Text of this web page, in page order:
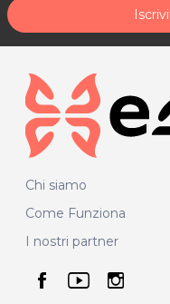
Chi siamo
Come Funziona
I nostri partner
seguici su
seguici